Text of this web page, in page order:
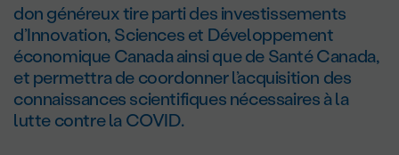
don généreux tire parti des investissements
d’Innovation, Sciences et Développement
économique Canada ainsi que de Santé Canada,
et permettra de coordonner l’acquisition des
connaissances scientifiques nécessaires à la
lutte contre la COVID.